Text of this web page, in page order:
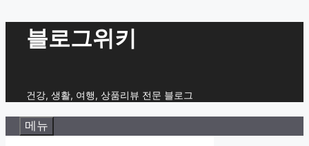
블로그위키
건강, 생활, 여행, 상품리뷰 전문 블로그
메뉴